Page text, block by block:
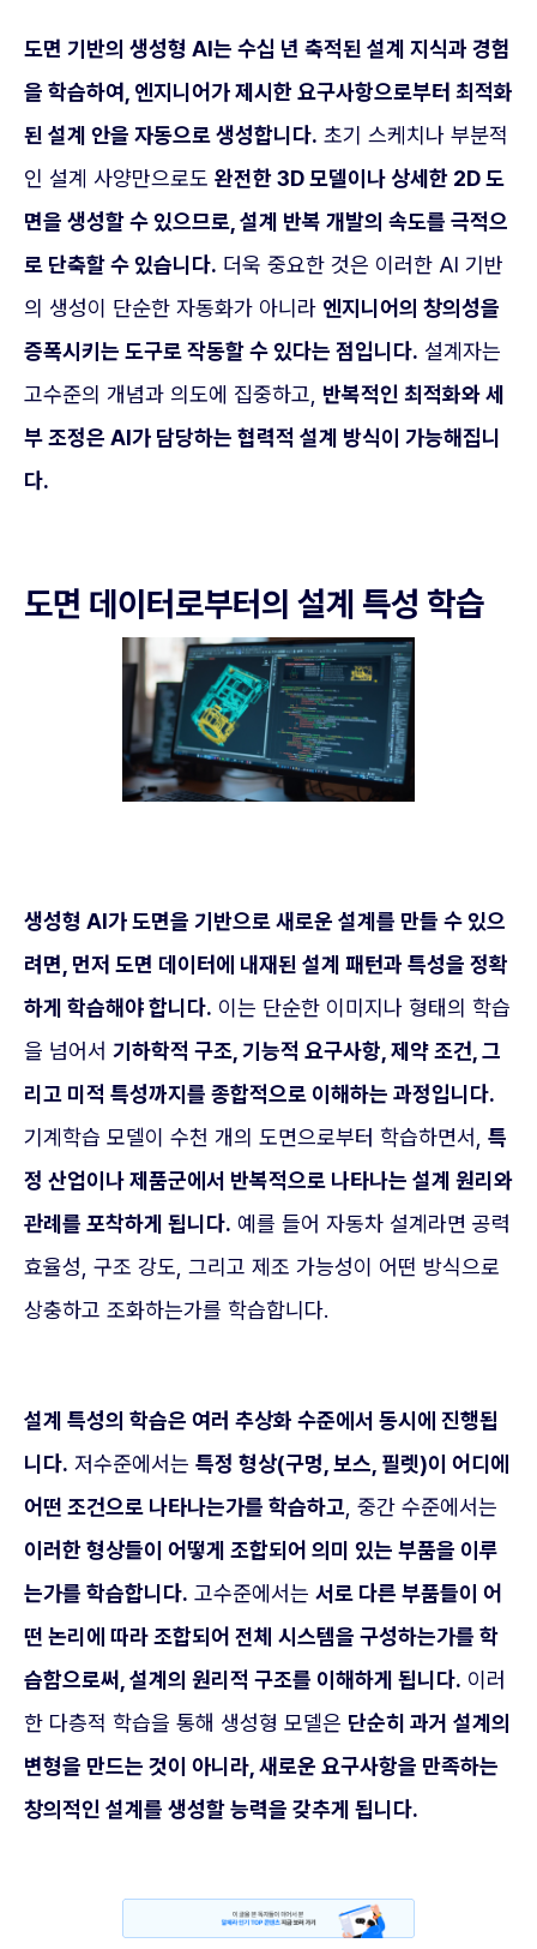
도면 기반의 생성형 AI는 수십 년 축적된 설계 지식과 경험
을 학습하여, 엔지니어가 제시한 요구사항으로부터 최적화
된 설계 안을 자동으로 생성합니다. 초기 스케치나 부분적
인 설계 사양만으로도 완전한 3D 모델이나 상세한 2D 도
면을 생성할 수 있으므로, 설계 반복 개발의 속도를 극적으
로 단축할 수 있습니다. 더욱 중요한 것은 이러한 AI 기반
의 생성이 단순한 자동화가 아니라 엔지니어의 창의성을
증폭시키는 도구로 작동할 수 있다는 점입니다. 설계자는
고수준의 개념과 의도에 집중하고, 반복적인 최적화와 세
부 조정은 AI가 담당하는 협력적 설계 방식이 가능해집니
다.
도면 데이터로부터의 설계 특성 학습
생성형 AI가 도면을 기반으로 새로운 설계를 만들 수 있으
려면, 먼저 도면 데이터에 내재된 설계 패턴과 특성을 정확
하게 학습해야 합니다. 이는 단순한 이미지나 형태의 학습
을 넘어서 기하학적 구조, 기능적 요구사항, 제약 조건, 그
리고 미적 특성까지를 종합적으로 이해하는 과정입니다.
기계학습 모델이 수천 개의 도면으로부터 학습하면서, 특
정 산업이나 제품군에서 반복적으로 나타나는 설계 원리와
관례를 포착하게 됩니다. 예를 들어 자동차 설계라면 공력
효율성, 구조 강도, 그리고 제조 가능성이 어떤 방식으로
상충하고 조화하는가를 학습합니다.
설계 특성의 학습은 여러 추상화 수준에서 동시에 진행됩
니다. 저수준에서는 특정 형상(구멍, 보스, 필렛)이 어디에
어떤 조건으로 나타나는가를 학습하고 , 중간 수준에서는
이러한 형상들이 어떻게 조합되어 의미 있는 부품을 이루
는가를 학습합니다. 고수준에서는 서로 다른 부품들이 어
떤 논리에 따라 조합되어 전체 시스템을 구성하는가를 학
습함으로써, 설계의 원리적 구조를 이해하게 됩니다. 이러
한 다층적 학습을 통해 생성형 모델은 단순히 과거 설계의
변형을 만드는 것이 아니라, 새로운 요구사항을 만족하는
창의적인 설계를 생성할 능력을 갖추게 됩니다.